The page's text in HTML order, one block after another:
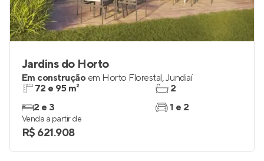
Jardins do Horto
Em construção em Horto Florestal,Jundiaí
72 e 95 m²
2 e 3
2
1 e 2
Venda a partir de
R$ 621.908